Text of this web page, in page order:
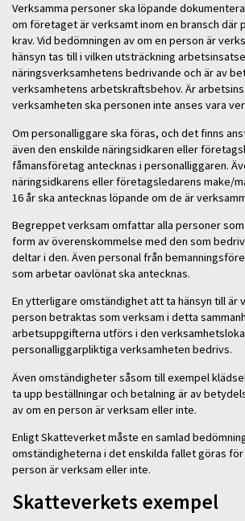
Verksamma personer ska löpande
om företaget är verksamt inom en bransch där
krav. Vid bedömningen av om en person är
hänsyn tas till i vilken utsträckning
näringsverksamhetens bedrivande och är av
verksamhetens arbetskraftsbehov. Är
verksamheten ska personen inte anses vara
Om personalliggare ska föras, och det finns
även den enskilde näringsidkaren eller
fåmansföretag antecknas i personalliggaren.
näringsidkarens eller företagsledarens make/
16 år ska antecknas löpande om de är
Begreppet verksam omfattar alla personer som
form av överenskommelse med den som
deltar i den. Även personal från
som arbetar oavlönat ska antecknas.
En ytterligare omständighet att ta hänsyn till är
person betraktas som verksam i detta
arbetsuppgifterna utförs i den
personalliggarpliktiga verksamheten bedrivs.
Även omständigheter såsom till exempel
ta upp beställningar och betalning är av
av om en person är verksam eller inte.
Enligt Skatteverket måste en samlad
omständigheterna i det enskilda fallet göras
person är verksam eller inte.
Skatteverkets exempel